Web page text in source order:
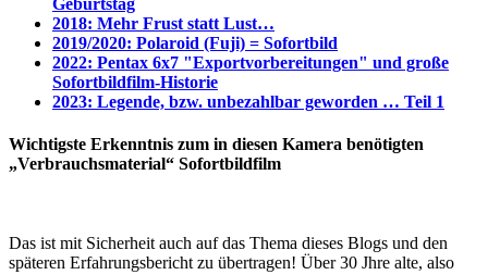
2018: Mehr Frust statt Lust…
2019/2020: Polaroid (Fuji) = Sofortbild
2022: Pentax 6x7 "Exportvorbereitungen" und große
Sofortbildfilm-Historie
2023: Legende, bzw. unbezahlbar geworden … Teil 1
Wichtigste Erkenntnis zum in diesen Kamera benötigten
„Verbrauchsmaterial“ Sofortbildfilm
Das ist mit Sicherheit auch auf das Thema dieses Blogs und den
späteren Erfahrungsbericht zu übertragen! Über 30 Jhre alte, also